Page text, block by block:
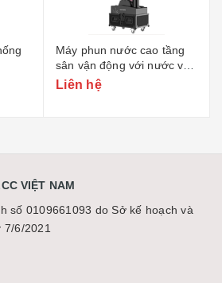
Máy phun nước cao tầng
sân vận động với nước và
pháo giấy mk-cn19 750w
Liên hệ
VIỆT NAM
số 0109661093 do Sở kế hoạch và
7/6/2021